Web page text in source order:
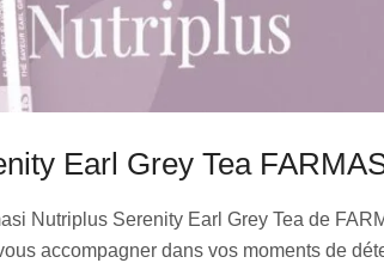
Earl Grey Tea
Nutriplus Serenity Earl Grey Tea de
accompagner dans vos moments de